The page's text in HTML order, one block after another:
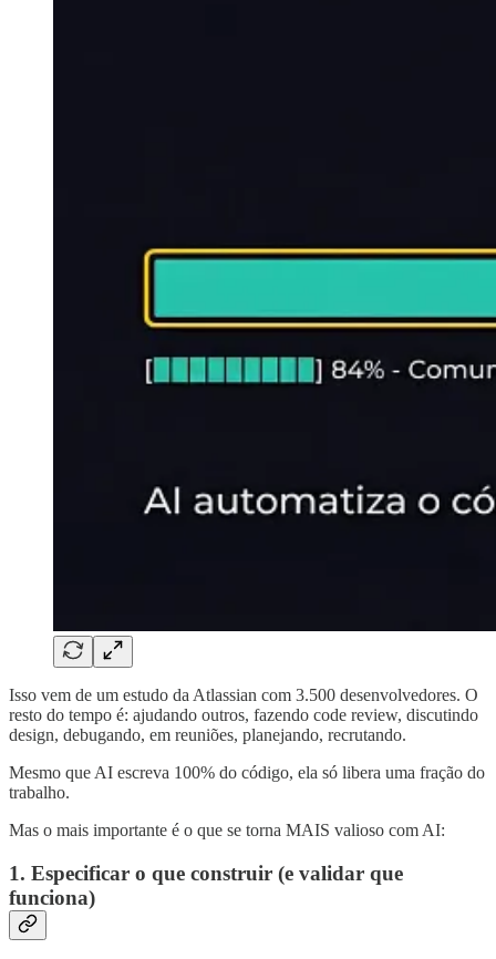
Isso vem de um estudo da Atlassian com 3.500 desenvolvedores. O
resto do tempo é: ajudando outros, fazendo code review, discutindo
design, debugando, em reuniões, planejando, recrutando.
Mesmo que AI escreva 100% do código, ela só libera uma fração do
trabalho.
Mas o mais importante é o que se torna MAIS valioso com AI:
1. Especificar o que construir (e validar que
funciona)